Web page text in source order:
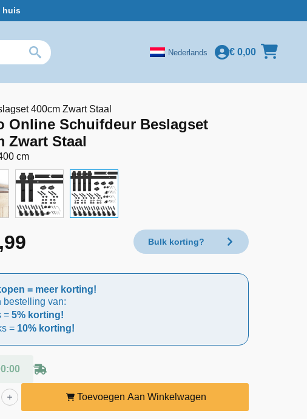
huis
Nederlands € 0,00
400cm Zwart Staal
Online Schuifdeur Beslagset
Zwart Staal
cm
Bulk korting?
= meer korting!
bestelling van:
= 5% korting!
= 10% korting!
:00
Toevoegen Aan Winkelwagen